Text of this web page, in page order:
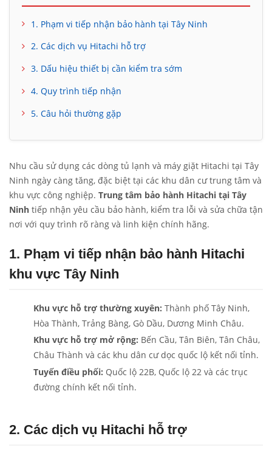
1. Phạm vi tiếp nhận bảo hành tại Tây Ninh
2. Các dịch vụ Hitachi hỗ trợ
3. Dấu hiệu thiết bị cần kiểm tra sớm
4. Quy trình tiếp nhận
5. Câu hỏi thường gặp
Nhu cầu sử dụng các dòng tủ lạnh và máy giặt Hitachi tại Tây
Ninh ngày càng tăng, đặc biệt tại các khu dân cư trung tâm và
khu vực công nghiệp. Trung tâm bảo hành Hitachi tại Tây
Ninh tiếp nhận yêu cầu bảo hành, kiểm tra lỗi và sửa chữa tận
nơi với quy trình rõ ràng và linh kiện chính hãng.
1. Phạm vi tiếp nhận bảo hành Hitachi
khu vực Tây Ninh
Khu vực hỗ trợ thường xuyên: Thành phố Tây Ninh,
Hòa Thành, Trảng Bàng, Gò Dầu, Dương Minh Châu.
Khu vực hỗ trợ mở rộng: Bến Cầu, Tân Biên, Tân Châu,
Châu Thành và các khu dân cư dọc quốc lộ kết nối tỉnh.
Tuyến điều phối: Quốc lộ 22B, Quốc lộ 22 và các trục
đường chính kết nối tỉnh.
2. Các dịch vụ Hitachi hỗ trợ